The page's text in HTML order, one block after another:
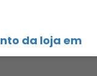
da loja em